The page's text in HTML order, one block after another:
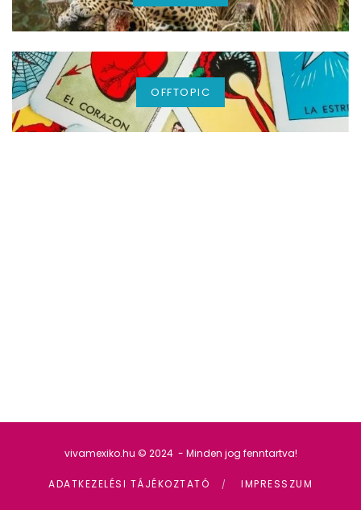
OFFTOPIC
vivamexiko.hu © 2024 - Minden jog fenntartva!
ADATKEZELÉSI TÁJÉKOZTATÓ IMPRESSZUM